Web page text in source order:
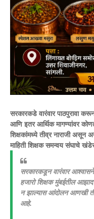
सरकारकडे वारंवार पाठपुरावा
आणि इतर आर्थिक मागण्यांवर
शिक्षकांमध्ये तीव्र नाराजी असून
माहिती शिक्षक समन्वय संघाचे
सरकारकडून वारंवार आश्वासने
हजारो शिक्षक मुंबईतील
न झाल्यास आंदोलन आणखी
आहे.